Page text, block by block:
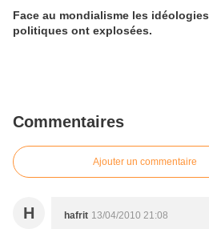
Face au mondialisme les idéologies
politiques ont explosées.
Commentaires
Ajouter un commentaire
H hafrit 13/04/2010 21:08